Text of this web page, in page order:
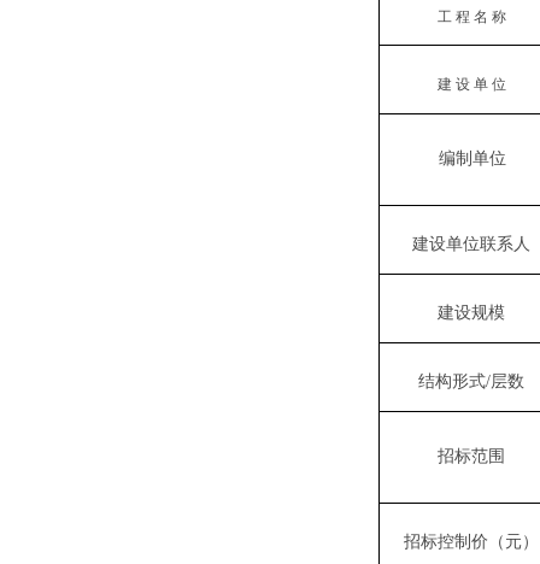
工 程 名 称
建 设 单 位
编制单位
建设单位联系人
建设规模
结构形式/层数
招标范围
招标控制价（元）